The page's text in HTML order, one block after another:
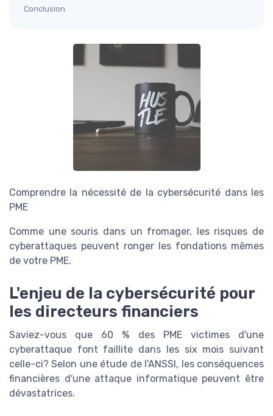
Conclusion
Comprendre la nécessité de la cybersécurité dans les
PME
Comme une souris dans un fromager, les risques de
cyberattaques peuvent ronger les fondations mêmes
de votre PME.
L'enjeu de la cybersécurité pour
les directeurs financiers
Saviez-vous que 60 % des PME victimes d'une
cyberattaque font faillite dans les six mois suivant
celle-ci? Selon une étude de l'ANSSI, les conséquences
financières d'une attaque informatique peuvent être
dévastatrices.